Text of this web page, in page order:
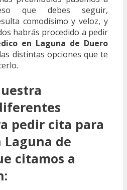
que debes seguir,
comodísimo y veloz, y
habrás procedido a pedir
en Laguna de Duero
distintas opciones que te
pedir cita para
Laguna de
citamos a